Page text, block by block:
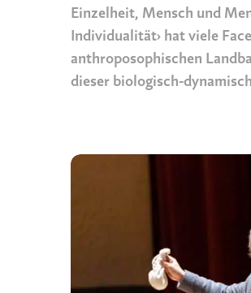
Einzelheit, Mensch und
Individualität› hat viele
anthroposophischen
dieser biologisch-